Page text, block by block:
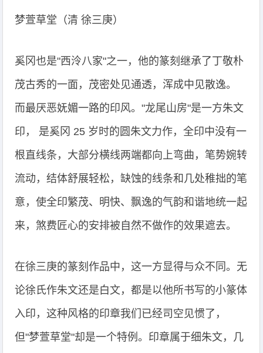
梦萱草堂（清 徐三庚）
奚冈也是"西泠八家"之一，他的篆刻继承了丁敬朴
茂古秀的一面，茂密处见通透，浑成中见散逸。
而最厌恶妩媚一路的印风。"龙尾山房"是一方朱文
印， 是奚冈 25 岁时的圆朱文力作，全印中没有一
根直线条，大部分横线两端都向上弯曲，笔势婉转
流动，结体舒展轻松，缺蚀的线条和几处稚拙的笔
意，使全印繁茂、明快、飘逸的气韵和谐地统一起
来，煞费匠心的安排被自然不做作的效果遮去。
在徐三庚的篆刻作品中，这一方显得与众不同。无
论徐氏作朱文还是白文，都是以他所书写的小篆体
入印，这种风格的印章我们已经司空见惯了，
但"梦萱草堂"却是一个特例。印章属于细朱文，几